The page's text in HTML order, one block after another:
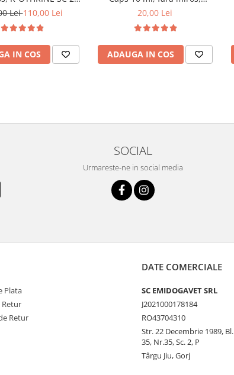
100 ml
Lei110,00 Lei
IN COS
eficient contra gândacilor,
20,00 Lei
ADAUGA IN COS
SOCIAL
Urmareste-ne in social media
Plata
Retur
Retur
DATE COMERCIALE
SC EMIDOGAVET SRL
J2021000178184
RO43704310
Str. 22 Decembrie 1989, Bl.
35, Nr.35, Sc. 2, P
Târgu Jiu, Gorj